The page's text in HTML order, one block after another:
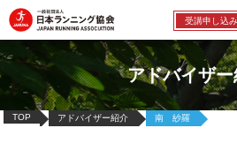
受講申し込
アドバイザ
TOP アドバイザー紹介 南 紗羅